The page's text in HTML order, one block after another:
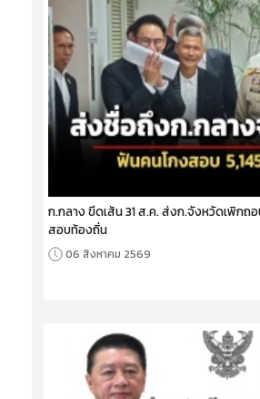
ก.กลาง ขีดเส้น 31 ส.ค. ส่งก.จังหวัดเพิกถอ
สอบท้องถิ่น
06 สิงหาคม 2569